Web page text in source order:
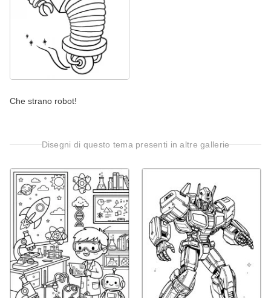
Che strano robot!
Disegni di questo tema presenti in altre gallerie